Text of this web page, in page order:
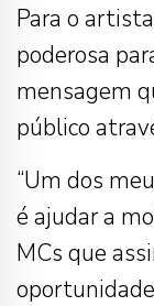
Para o
poderosa
mensagem
público
“Um dos
é ajudar a
MCs que